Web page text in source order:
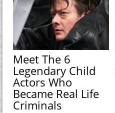
Meet The 6
Legendary Child
Actors Who
Became Real Life
Criminals